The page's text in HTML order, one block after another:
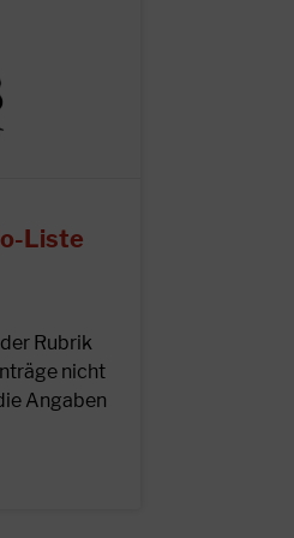
Liste
Rubrik
nicht
Angaben